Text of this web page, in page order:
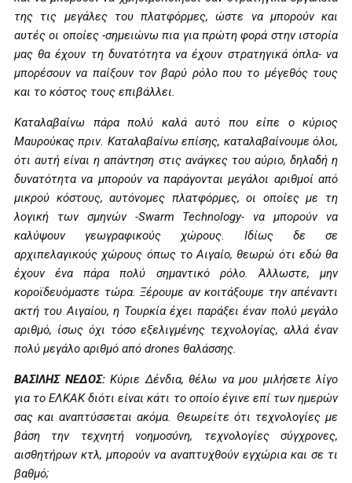
της τις μεγάλες του πλατφόρμες, ώστε να μπορούν και
αυτές οι οποίες -σημειώνω πια για πρώτη φορά στην ιστορία
μας θα έχουν τη δυνατότητα να έχουν στρατηγικά όπλα- να
μπορέσουν να παίξουν τον βαρύ ρόλο που το μέγεθός τους
και το κόστος τους επιβάλλει.
Καταλαβαίνω πάρα πολύ καλά αυτό που είπε ο κύριος
Μαυρούκας πριν. Καταλαβαίνω επίσης, καταλαβαίνουμε όλοι,
ότι αυτή είναι η απάντηση στις ανάγκες του αύριο, δηλαδή η
δυνατότητα να μπορούν να παράγονται μεγάλοι αριθμοί από
μικρού κόστους, αυτόνομες πλατφόρμες, οι οποίες με τη
λογική των σμηνών -Swarm Technology- να μπορούν να
καλύψουν γεωγραφικούς χώρους. Ιδίως δε σε
αρχιπελαγικούς χώρους όπως το Αιγαίο, θεωρώ ότι εδώ θα
έχουν ένα πάρα πολύ σημαντικό ρόλο. Άλλωστε, μην
κοροϊδευόμαστε τώρα. Ξέρουμε αν κοιτάξουμε την απέναντι
ακτή του Αιγαίου, η Τουρκία έχει παράξει έναν πολύ μεγάλο
αριθμό, ίσως όχι τόσο εξελιγμένης τεχνολογίας, αλλά έναν
πολύ μεγάλο αριθμό από drones θαλάσσης.
ΒΑΣΙΛΗΣ ΝΕΔΟΣ: Κύριε Δένδια, θέλω να μου μιλήσετε λίγο
για το ΕΛΚΑΚ διότι είναι κάτι το οποίο έγινε επί των ημερών
σας και αναπτύσσεται ακόμα. Θεωρείτε ότι τεχνολογίες με
βάση την τεχνητή νοημοσύνη, τεχνολογίες σύγχρονες,
αισθητήρων κτλ, μπορούν να αναπτυχθούν εγχώρια και σε τι
βαθμό;